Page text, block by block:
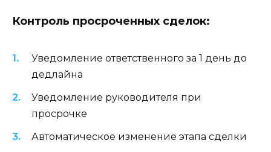
Контроль просроченных сделок:
Уведомление ответственного за 1 день до
дедлайна
Уведомление руководителя при
просрочке
Автоматическое изменение этапа сделки